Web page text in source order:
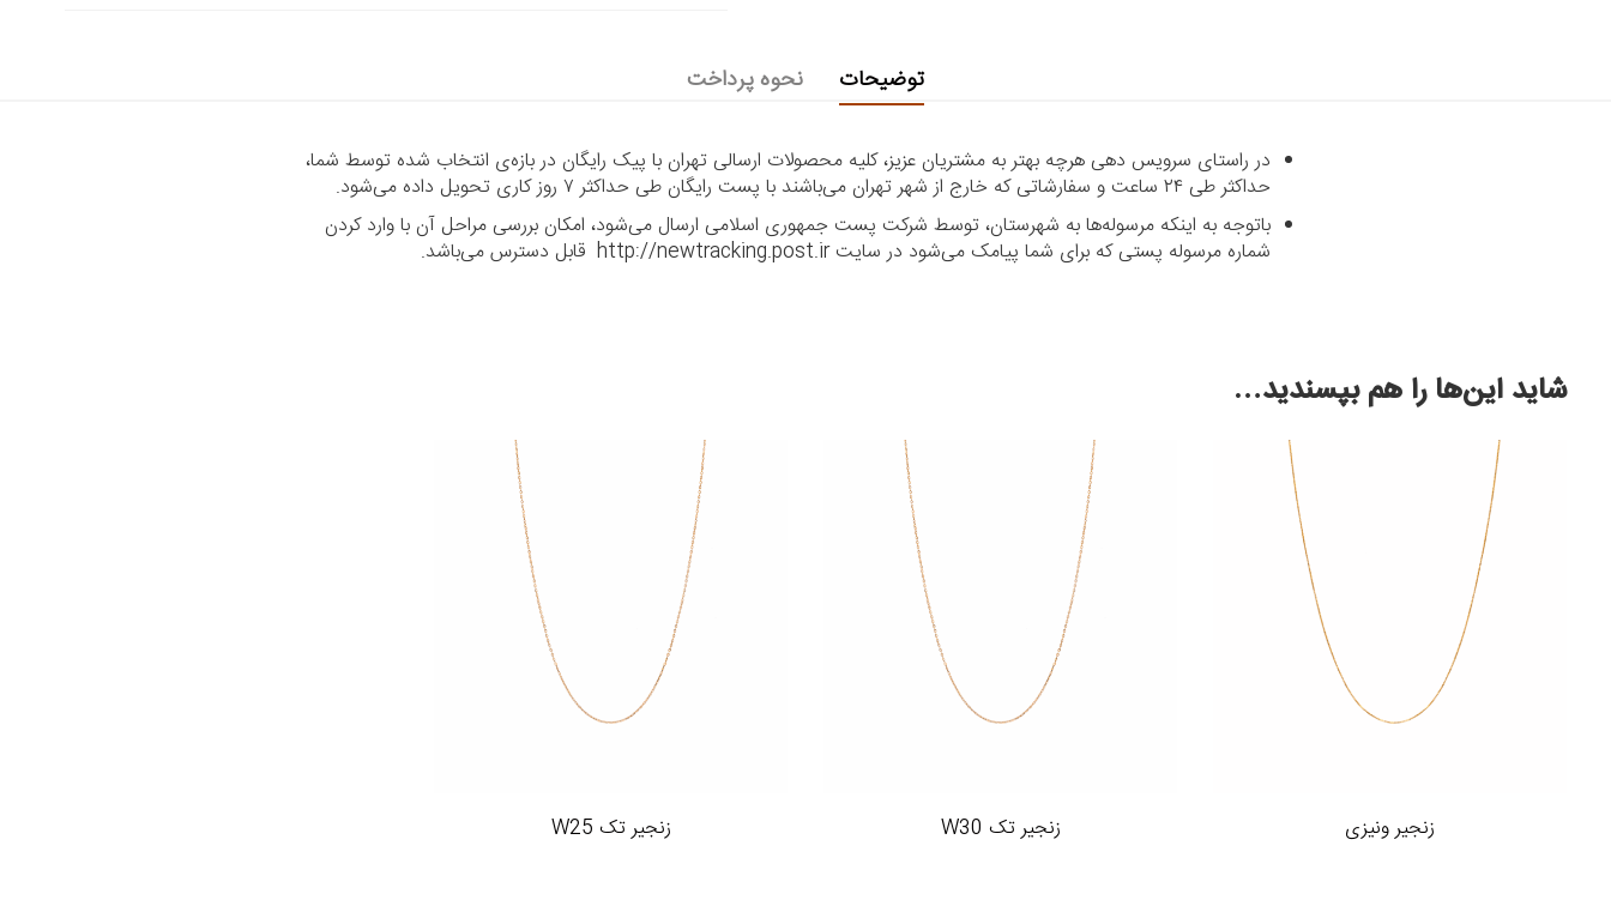
توضیحات نحوه پرداخت
در راستای سرویس دهی هرچه بهتر به مشتریان عزیز، کلیه محصولات ارسالی تهران با پیک رایگان در بازه‌ی انتخاب شده توسط شما،
حداکثر طی ۲۴ ساعت و سفارشاتی که خارج از شهر تهران می‌باشند با پست رایگان طی حداکثر ۷ روز کاری تحویل داده می‌شود.
باتوجه به اینکه مرسوله‌ها به شهرستان، توسط شرکت پست جمهوری اسلامی ارسال می‌شود، امکان بررسی مراحل آن با وارد کردن
شماره مرسوله پستی که برای شما پیامک می‌شود در سایت http://newtracking.post.ir قابل دسترس می‌باشد.
شاید این‌ها را هم بپسندید…
زنجیر ونیزی زنجیر تک W30 زنجیر تک W25